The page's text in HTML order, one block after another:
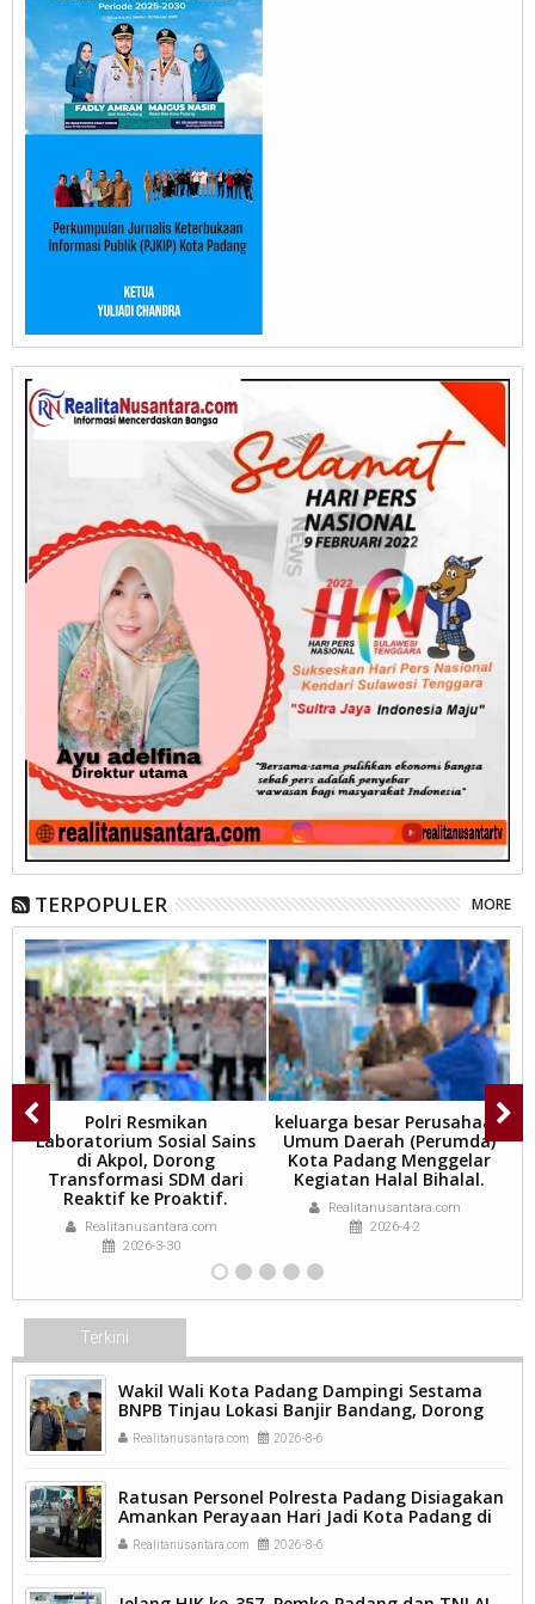
TERPOPULER MORE
Polri Resmikan
Laboratorium Sosial Sains
di Akpol, Dorong
Transformasi SDM dari
Reaktif ke Proaktif.
Realitanusantara.com
2026-3-30
keluarga besar Perusahaan
Umum Daerah (Perumda)
Kota Padang Menggelar
Kegiatan Halal Bihalal.
Realitanusantara.com
2026-4-2
Terkini
Wakil Wali Kota Padang Dampingi Sestama
BNPB Tinjau Lokasi Banjir Bandang, Dorong
Percepatan Penanganan Pascabencana.
Realitanusantara.com 2026-8-6
Ratusan Personel Polresta Padang Disiagakan
Amankan Perayaan Hari Jadi Kota Padang di
Kawasan Pantai Padang.
Realitanusantara.com 2026-8-6